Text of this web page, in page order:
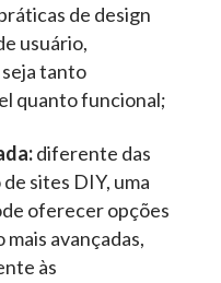
de design
usuário,
tanto
quanto funcional;
diferente das
sites DIY, uma
oferecer opções
avançadas,
às